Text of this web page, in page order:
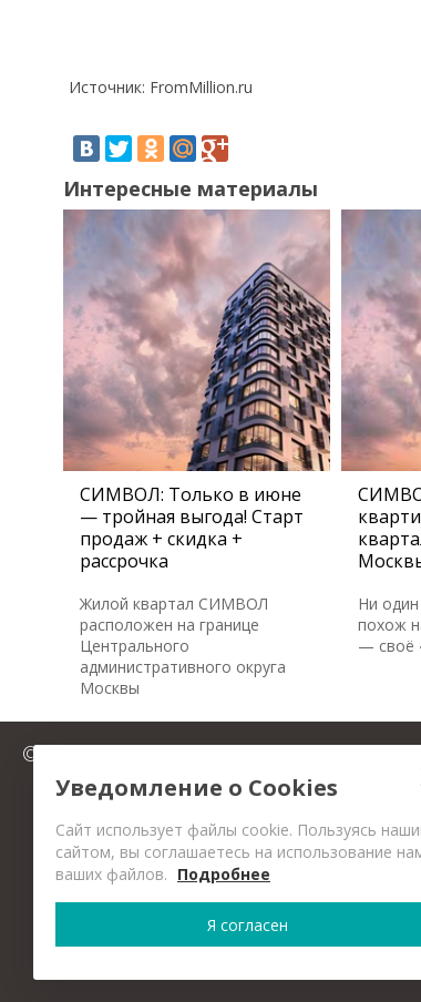
Источник: FromMillion.ru
Интересные материалы
СИМВОЛ: Только в июне
— тройная выгода! Старт
продаж + скидка +
рассрочка
Жилой квартал СИМВОЛ
расположен на границе
Центрального
административного округа
Москвы
Ни
похож
— своё
Уведомление о Cookies
Сайт использует файлы cookie. Пользуясь
сайтом, вы соглашаетесь на использование
ваших файлов. Подробнее
Я согласен
© 2025 FromMillion.ru